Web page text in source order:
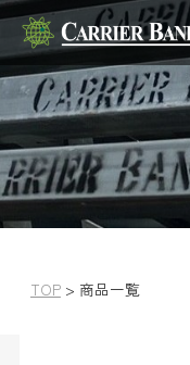
TOP > 商品一覧